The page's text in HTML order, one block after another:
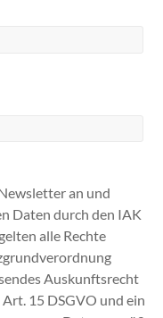
an und
Daten durch den IAK
alle Rechte
Auskunftsrecht
15 DSGVO und ein